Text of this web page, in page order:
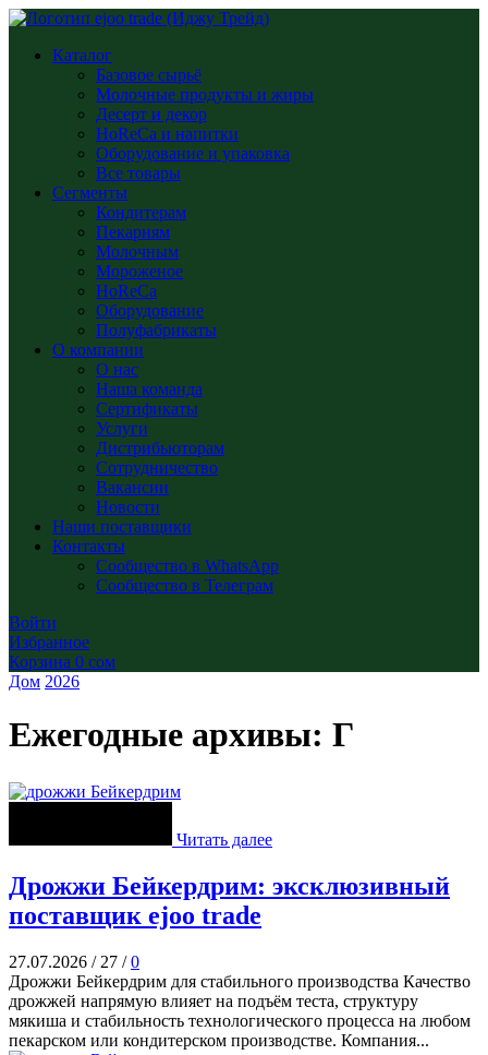
Каталог
Базовое сырьё
Молочные продукты и жиры
Десерт и декор
HoReCa и напитки
Оборудование и упаковка
Все товары
Сегменты
Кондитерам
Пекарням
Молочным
Мороженое
HoReCa
Оборудование
Полуфабрикаты
О компании
О нас
Наша команда
Сертификаты
Услуги
Дистрибьюторам
Сотрудничество
Вакансии
Новости
Наши поставщики
Контакты
Сообщество в WhatsApp
Сообщество в Телеграм
Войти
Избранное
Корзина 0 сом
Дом 2026
Ежегодные архивы: Г
Читать далее
Дрожжи Бейкердрим: эксклюзивный
поставщик ejoo trade
27.07.2026 / 27 / 0
Дрожжи Бейкердрим для стабильного производства Качество
дрожжей напрямую влияет на подъём теста, структуру
мякиша и стабильность технологического процесса на любом
пекарском или кондитерском производстве. Компания...